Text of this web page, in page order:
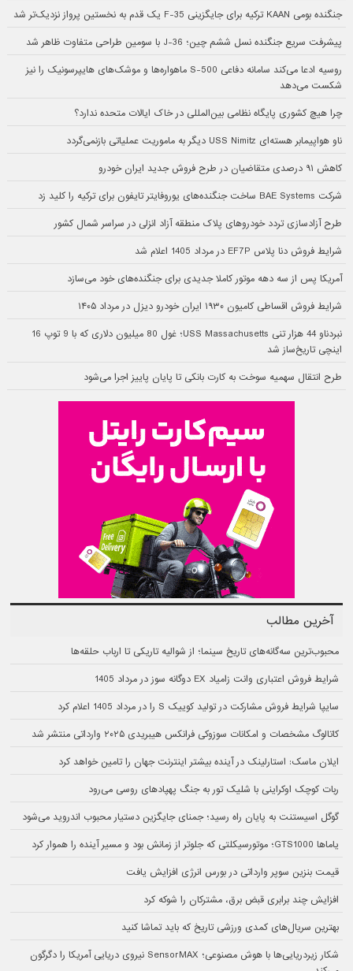
جنگنده بومی KAAN ترکیه برای جایگزینی F-35 یک قدم به نخستین پرواز نزدیک‌تر شد
پیشرفت سریع جنگنده نسل ششم چین؛ J-36 با سومین طراحی متفاوت ظاهر شد
روسیه ادعا می‌کند سامانه دفاعی S-500 ماهواره‌ها و موشک‌های هایپرسونیک را نیز
شکست می‌دهد
چرا هیچ کشوری پایگاه نظامی بین‌المللی در خاک ایالات متحده ندارد؟
ناو هواپیمابر هسته‌ای USS Nimitz دیگر به ماموریت عملیاتی بازنمی‌گردد
کاهش ۹۱ درصدی متقاضیان در طرح فروش جدید ایران خودرو
شرکت BAE Systems ساخت جنگنده‌های یوروفایتر تایفون برای ترکیه را کلید زد
طرح آزادسازی تردد خودروهای پلاک منطقه آزاد انزلی در سراسر شمال کشور
شرایط فروش دنا پلاس EF7P در مرداد 1405 اعلام شد
آمریکا پس از سه دهه موتور کاملا جدیدی برای جنگنده‌های خود می‌سازد
شرایط فروش اقساطی کامیون ۱۹۳۰ ایران خودرو دیزل در مرداد ۱۴۰۵
نبردناو 44 هزار تنی USS Massachusetts؛ غول 80 میلیون دلاری که با 9 توپ 16
اینچی تاریخ‌ساز شد
طرح انتقال سهمیه سوخت به کارت بانکی تا پایان پاییز اجرا می‌شود
آخرین مطالب
محبوب‌ترین سه‌گانه‌های تاریخ سینما؛ از شوالیه تاریکی تا ارباب حلقه‌ها
شرایط فروش اعتباری وانت زامیاد EX دوگانه سوز در مرداد 1405
سایپا شرایط فروش مشارکت در تولید کوییک S را در مرداد 1405 اعلام کرد
کاتالوگ مشخصات و امکانات سوزوکی فرانکس هیبریدی ۲۰۲۵ وارداتی منتشر شد
ایلان ماسک: استارلینک در آینده بیشتر اینترنت جهان را تامین خواهد کرد
ربات کوچک اوکراینی با شلیک تور به جنگ پهپادهای روسی می‌رود
گوگل اسیستنت به پایان راه رسید؛ جمنای جایگزین دستیار محبوب اندروید می‌شود
یاماها GTS1000؛ موتورسیکلتی که جلوتر از زمانش بود و مسیر آینده را هموار کرد
قیمت بنزین سوپر وارداتی در بورس انرژی افزایش یافت
افزایش چند برابری قبض برق، مشترکان را شوکه کرد
بهترین سریال‌های کمدی ورزشی تاریخ که باید تماشا کنید
شکار زیردریایی‌ها با هوش مصنوعی؛ SensorMAX نیروی دریایی آمریکا را دگرگون